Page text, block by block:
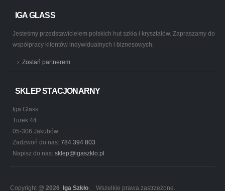
IGA GLASS
Jesteśmy przedstawicielem polskich hut szkła i kryształów. Zapraszamy do
współpracy klientów indywidualnych i biznesowych.
Zostań partnerem
SKLEP STACJONARNY
Iga Glass
Turek 44
05-306 Jakubów
Zadzwoń do nas: 784 394 803
Napisz do nas: sklep@igaszklo.pl
Copyright @ 2026 Iga Szkło . Wszelkie prawa zastrzeżone.